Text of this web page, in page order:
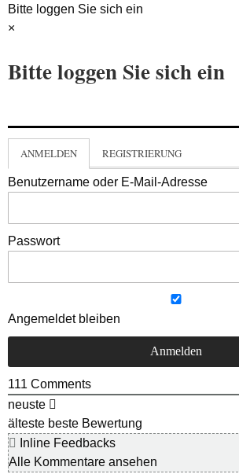
Bitte loggen Sie sich ein
×
Bitte loggen Sie sich ein
ANMELDEN REGISTRIERUNG
Benutzername oder E-Mail-Adresse
Passwort
Angemeldet bleiben
111 Comments
neuste
älteste beste Bewertung
Inline Feedbacks
Alle Kommentare ansehen